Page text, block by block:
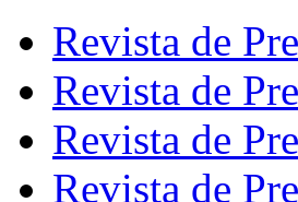
Revista de
Revista de
Revista de
Revista de